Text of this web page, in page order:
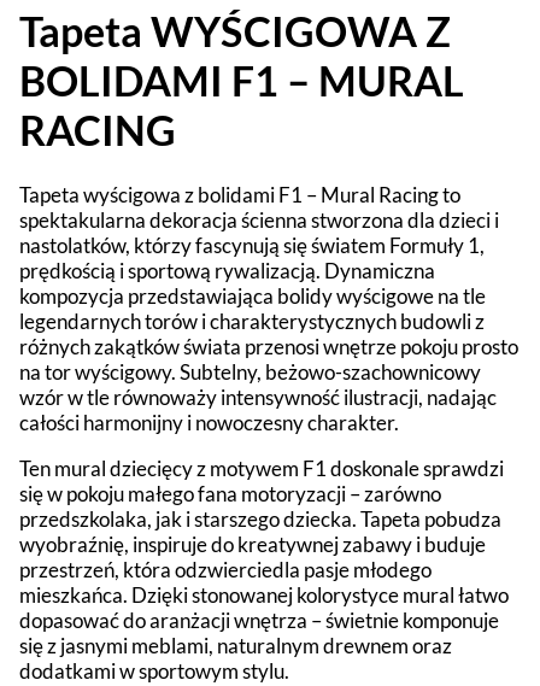
Tapeta WYŚCIGOWA Z
BOLIDAMI F1 – MURAL
RACING
Tapeta wyścigowa z bolidami F1 – Mural Racing to
spektakularna dekoracja ścienna stworzona dla dzieci i
nastolatków, którzy fascynują się światem Formuły 1,
prędkością i sportową rywalizacją. Dynamiczna
kompozycja przedstawiająca bolidy wyścigowe na tle
legendarnych torów i charakterystycznych budowli z
różnych zakątków świata przenosi wnętrze pokoju prosto
na tor wyścigowy. Subtelny, beżowo-szachownicowy
wzór w tle równoważy intensywność ilustracji, nadając
całości harmonijny i nowoczesny charakter.
Ten mural dziecięcy z motywem F1 doskonale sprawdzi
się w pokoju małego fana motoryzacji – zarówno
przedszkolaka, jak i starszego dziecka. Tapeta pobudza
wyobraźnię, inspiruje do kreatywnej zabawy i buduje
przestrzeń, która odzwierciedla pasje młodego
mieszkańca. Dzięki stonowanej kolorystyce mural łatwo
dopasować do aranżacji wnętrza – świetnie komponuje
się z jasnymi meblami, naturalnym drewnem oraz
dodatkami w sportowym stylu.